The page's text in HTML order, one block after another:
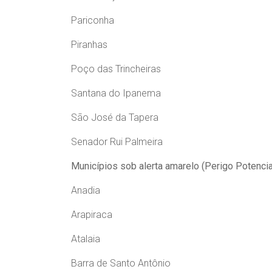
Pariconha
Piranhas
Poço das Trincheiras
Santana do Ipanema
São José da Tapera
Senador Rui Palmeira
Municípios sob alerta amarelo (Perigo
Anadia
Arapiraca
Atalaia
Barra de Santo Antônio